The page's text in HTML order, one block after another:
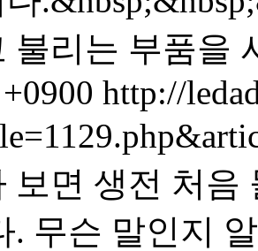
불리는 부품을
http://
보면 생전 처음
. 무슨 말인지